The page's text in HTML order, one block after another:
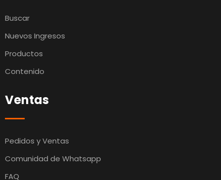
Buscar
Nuevos Ingresos
Productos
Contenido
Ventas
Pedidos y Ventas
Comunidad de Whatsapp
FAQ